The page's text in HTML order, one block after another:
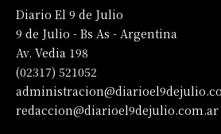
Diario El 9 de Julio
9 de Julio - Bs As - Argentina
Av. Vedia 198
(02317) 521052
redaccion@diarioel9dejulio.com.ar